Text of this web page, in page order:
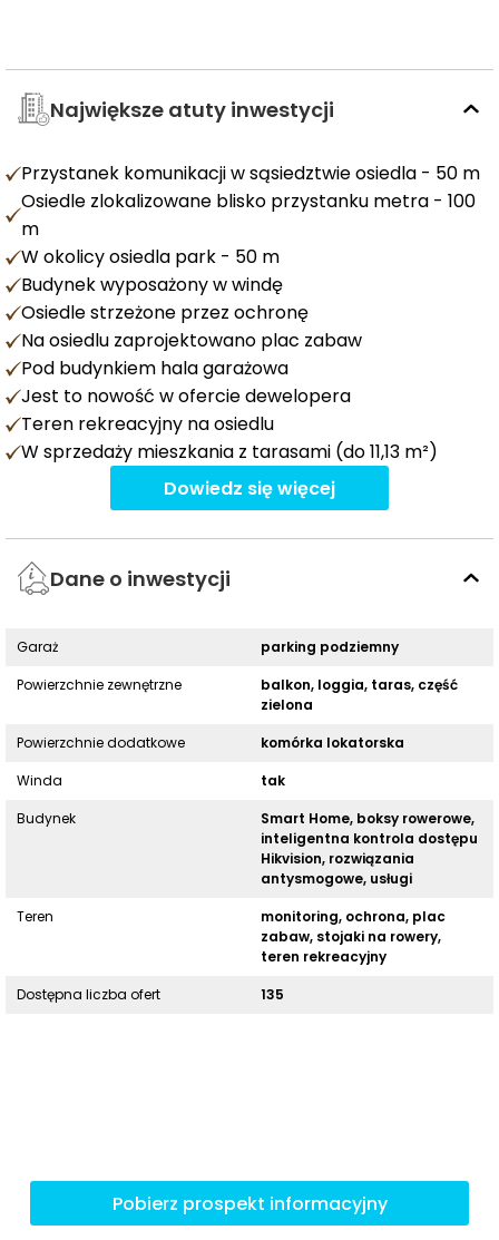
Największe atuty inwestycji
Przystanek komunikacji w sąsiedztwie osiedla - 50 m
Osiedle zlokalizowane blisko przystanku metra - 100
m
W okolicy osiedla park - 50 m
Budynek wyposażony w windę
Osiedle strzeżone przez ochronę
Na osiedlu zaprojektowano plac zabaw
Pod budynkiem hala garażowa
Jest to nowość w ofercie dewelopera
Teren rekreacyjny na osiedlu
W sprzedaży mieszkania z tarasami (do 11,13 m²)
Dowiedz się więcej
Dane o inwestycji
Garaż
parking podziemny
Powierzchnie zewnętrzne
balkon, loggia, taras, część
zielona
Powierzchnie dodatkowe
komórka lokatorska
Winda
tak
Budynek
Smart Home, boksy rowerowe,
inteligentna kontrola dostępu
Hikvision, rozwiązania
antysmogowe, usługi
Teren
monitoring, ochrona, plac
zabaw, stojaki na rowery,
teren rekreacyjny
Dostępna liczba ofert
135
Pobierz prospekt informacyjny